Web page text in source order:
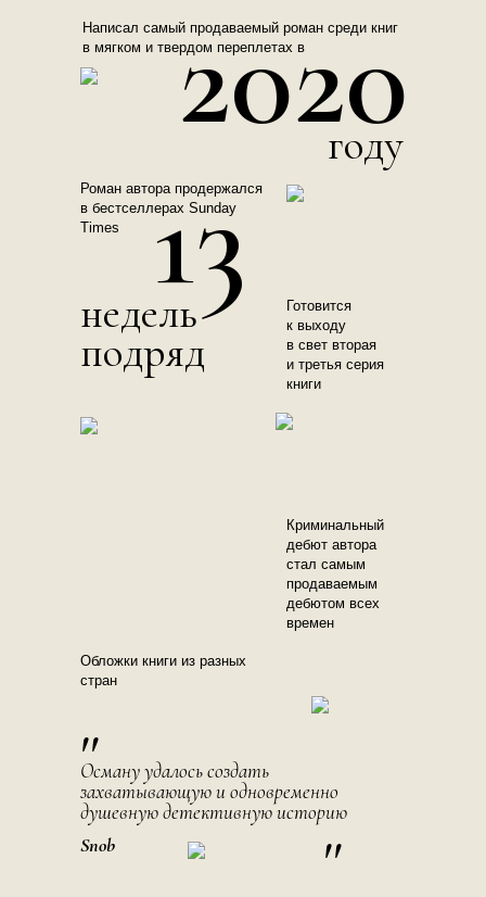
Осману удалось создать
захватывающую и одновременно
душевную детективную историю
"
13
Роман автора продержался
в бестселлерах Sunday
Times
недель
подряд
Обложки книги из разных
стран
Snob "
Криминальный
дебют автора
стал самым
продаваемым
дебютом всех
времен
Готовится
к выходу
в свет вторая
и третья серия
книги
Написал самый продаваемый роман среди книг
в мягком и твердом переплетах в
году
2020